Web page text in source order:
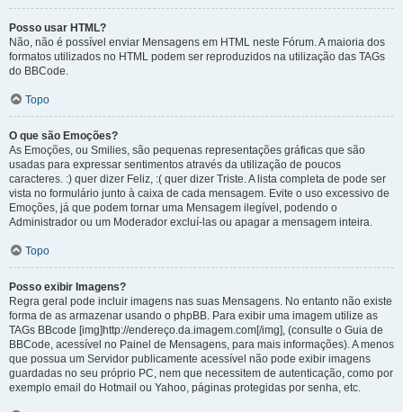
Posso usar HTML?
Não, não é possível enviar Mensagens em HTML neste Fórum. A maioria dos
formatos utilizados no HTML podem ser reproduzidos na utilização das TAGs
do BBCode.
Topo
O que são Emoções?
As Emoções, ou Smilies, são pequenas representações gráficas que são
usadas para expressar sentimentos através da utilização de poucos
caracteres. :) quer dizer Feliz, :( quer dizer Triste. A lista completa de pode ser
vista no formulário junto à caixa de cada mensagem. Evite o uso excessivo de
Emoções, já que podem tornar uma Mensagem ilegível, podendo o
Administrador ou um Moderador excluí-las ou apagar a mensagem inteira.
Topo
Posso exibir Imagens?
Regra geral pode incluir imagens nas suas Mensagens. No entanto não existe
forma de as armazenar usando o phpBB. Para exibir uma imagem utilize as
TAGs BBcode [img]http://endereço.da.imagem.com[/img], (consulte o Guia de
BBCode, acessível no Painel de Mensagens, para mais informações). A menos
que possua um Servidor publicamente acessível não pode exibir imagens
guardadas no seu próprio PC, nem que necessitem de autenticação, como por
exemplo email do Hotmail ou Yahoo, páginas protegidas por senha, etc.